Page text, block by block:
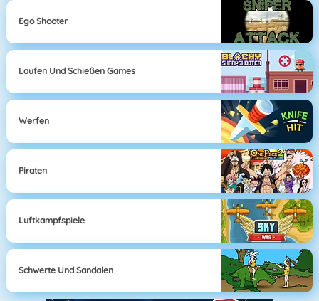
Ego Shooter
Laufen Und Schießen Games
Werfen
Piraten
Luftkampfspiele
Schwerte Und Sandalen